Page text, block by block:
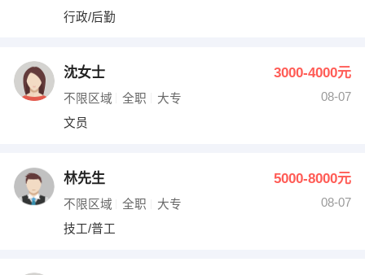
收银员
水电/机修
编辑 法律
行政/后勤
沈女士 3000-4000元
不限区域 全职 大专
08-07
文员
林先生 5000-8000元
不限区域 全职 大专
08-07
技工/普工